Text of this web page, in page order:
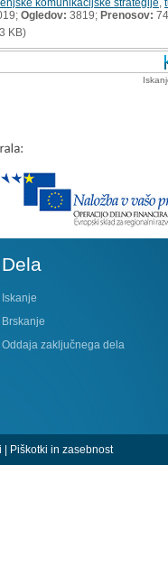
Ogledov: 3819; Prenosov: 74
KB)
Dela
Iskanje
Brskanje
Oddaja zaključnega dela
| Piškotki in zasebnost